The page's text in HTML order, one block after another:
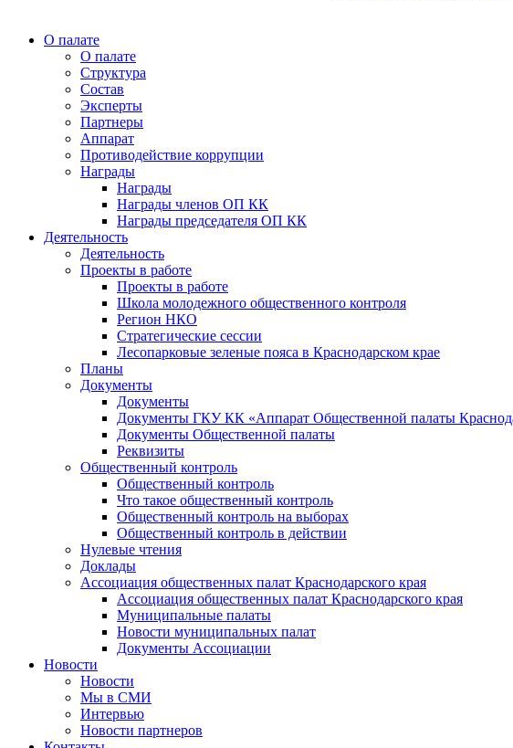
О палате
О палате
Структура
Состав
Эксперты
Партнеры
Аппарат
Противодействие коррупции
Награды
Награды
Награды членов ОП КК
Награды председателя ОП КК
Деятельность
Деятельность
Проекты в работе
Проекты в работе
Школа молодежного общественного контроля
Регион НКО
Стратегические сессии
Лесопарковые зеленые пояса в Краснодарском крае
Планы
Документы
Документы
Документы ГКУ КК «Аппарат Общественной палаты
Документы Общественной палаты
Реквизиты
Общественный контроль
Общественный контроль
Что такое общественный контроль
Общественный контроль на выборах
Общественный контроль в действии
Нулевые чтения
Доклады
Ассоциация общественных палат Краснодарского края
Ассоциация общественных палат Краснодарского края
Муниципальные палаты
Новости муниципальных палат
Документы Ассоциации
Новости
Новости
Мы в СМИ
Интервью
Новости партнеров